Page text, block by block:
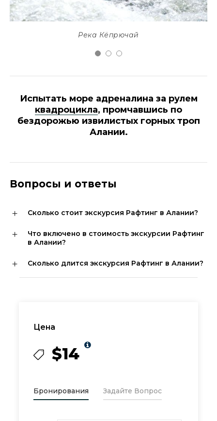
Цена
$14
Бронирования Задайте Вопрос
Река Кёпрючай
Испытать море адреналина за рулем
квадроцикла, промчавшись по
бездорожью извилистых горных троп
Алании.
Вопросы и ответы
Сколько стоит экскурсия Рафтинг в Алании?
Что включено в стоимость экскурсии Рафтинг
в Алании?
Сколько длится экскурсия Рафтинг в Алании?